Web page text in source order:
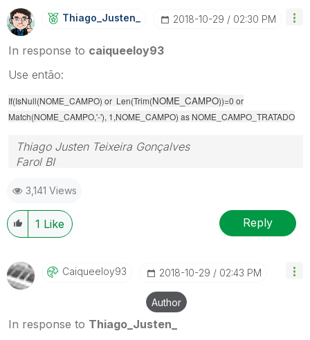
Thiago_Justen_ ‎2018-10-29 02:30 PM
In response to caiqueeloy93
Use então:
If(IsNull(NOME_CAMPO) or Len(Trim(NOME_CAMPO))=0 or
Match(NOME_CAMPO,'-'), 1,NOME_CAMPO) as NOME_CAMPO_TRATADO
Thiago Justen Teixeira Gonçalves
Farol BI
Skype: justen.thiago
3,141 Views
1 Like Reply
Caiqueeloy93 ‎2018-10-29 02:43 PM
Author
In response to Thiago_Justen_